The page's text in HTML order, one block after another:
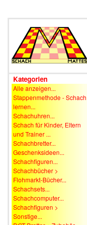
Kategorien
Alle anzeigen...
Stappenmethode - Schach
lernen...
Schachuhren...
Schach für Kinder, Eltern
und Trainer ...
Schachbretter...
Geschenksideen...
Schachfiguren...
Schachbücher >
Flohmarkt-Bücher...
Schachsets...
Schachcomputer...
Schachfiguren >
Sonstige...